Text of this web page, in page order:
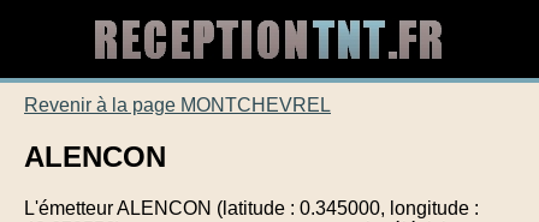
Revenir à la page MONTCHEVREL
ALENCON
L'émetteur ALENCON (latitude : 0.345000, longitude :